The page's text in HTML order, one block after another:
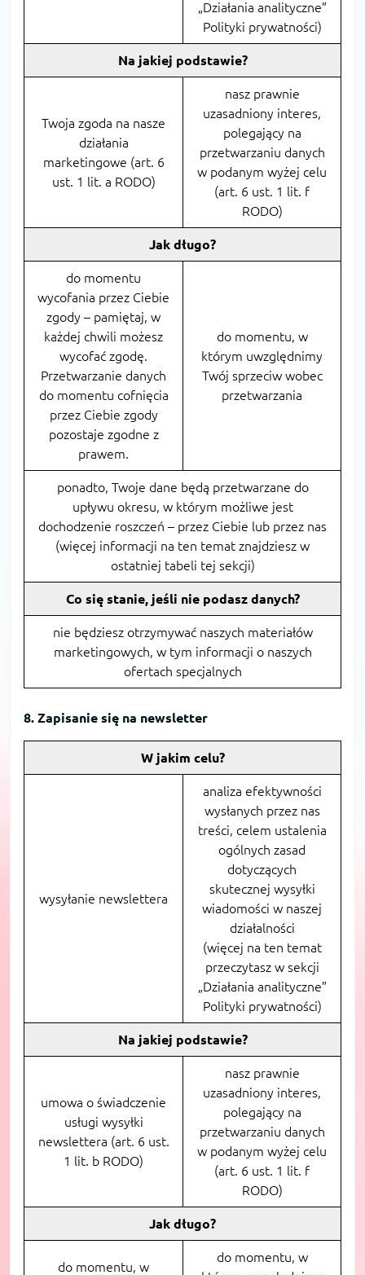
„Działania analityczne”
Polityki prywatności)
Na jakiej podstawie?
Twoja zgoda na nasze
działania
marketingowe (art. 6
ust. 1 lit. a RODO)
nasz prawnie
uzasadniony interes,
polegający na
przetwarzaniu danych
w podanym wyżej celu
(art. 6 ust. 1 lit. f
RODO)
Jak długo?
do momentu
wycofania przez Ciebie
zgody – pamiętaj, w
każdej chwili możesz
wycofać zgodę.
Przetwarzanie danych
do momentu cofnięcia
przez Ciebie zgody
pozostaje zgodne z
prawem.
do momentu, w
którym uwzględnimy
Twój sprzeciw wobec
przetwarzania
ponadto, Twoje dane będą przetwarzane do
upływu okresu, w którym możliwe jest
dochodzenie roszczeń – przez Ciebie lub przez nas
(więcej informacji na ten temat znajdziesz w
ostatniej tabeli tej sekcji)
Co się stanie, jeśli nie podasz danych?
nie będziesz otrzymywać naszych materiałów
marketingowych, w tym informacji o naszych
ofertach specjalnych
8. Zapisanie się na newsletter
W jakim celu?
wysyłanie newslettera
analiza efektywności
wysłanych przez nas
treści, celem ustalenia
ogólnych zasad
dotyczących
skutecznej wysyłki
wiadomości w naszej
działalności
(więcej na ten temat
przeczytasz w sekcji
„Działania analityczne”
Polityki prywatności)
Na jakiej podstawie?
umowa o świadczenie
usługi wysyłki
newslettera (art. 6 ust.
1 lit. b RODO)
nasz prawnie
uzasadniony interes,
polegający na
przetwarzaniu danych
w podanym wyżej celu
(art. 6 ust. 1 lit. f
RODO)
Jak długo?
do momentu, w
do momentu, w